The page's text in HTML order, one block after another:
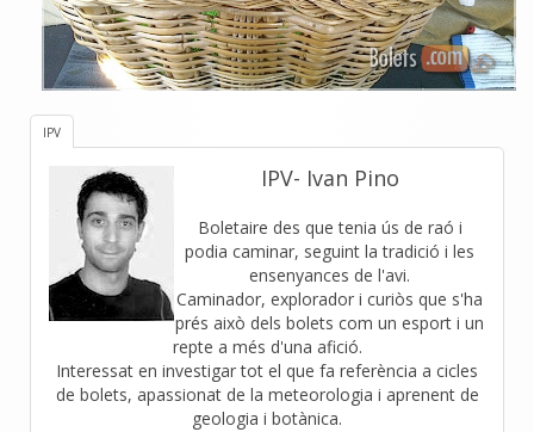
IPV
IPV- Ivan Pino
Boletaire des que tenia ús de raó i
podia caminar, seguint la tradició i les
ensenyances de l'avi.
Caminador, explorador i curiòs que s'ha
prés això dels bolets com un esport i un
repte a més d'una afició.
Interessat en investigar tot el que fa referència a cicles
de bolets, apassionat de la meteorologia i aprenent de
geologia i botànica.